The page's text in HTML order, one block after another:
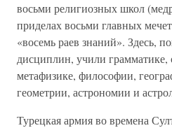
восьми религиозных школ
приделах восьми главных
«восемь раев знаний». Здесь,
дисциплин, учили грамматике,
метафизике, философии,
геометрии, астрономии и
Турецкая армия во времена